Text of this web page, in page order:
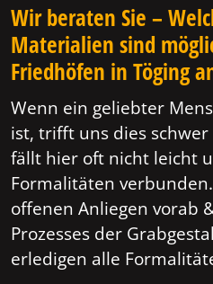
Wir beraten Sie –
Materialien sind
Friedhöfen in Töging
Wenn ein geliebter
ist, trifft uns dies schwer
fällt hier oft nicht leicht
Formalitäten
offenen Anliegen vorab
Prozesses der
erledigen alle